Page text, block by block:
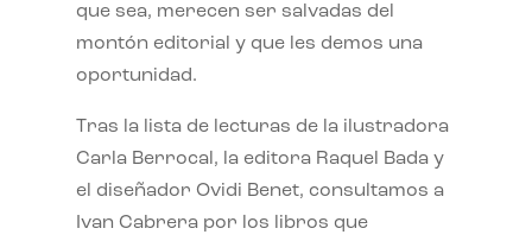
que sea, merecen ser salvadas del
montón editorial y que les demos una
oportunidad.
Tras la lista de lecturas de la ilustradora
Carla Berrocal, la editora Raquel Bada y
el diseñador Ovidi Benet, consultamos a
Ivan Cabrera por los libros que